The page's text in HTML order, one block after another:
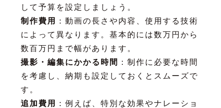
して予算を設定しましょう。
制作費用
：動画の長さや内容、使用する技術
によって異なります。基本的には数万円から
数百万円まで幅があります。
撮影・編集にかかる時間
：制作に必要な時間
を考慮し、納期も設定しておくとスムーズで
す。
追加費用
：例えば、特別な効果やナレーショ